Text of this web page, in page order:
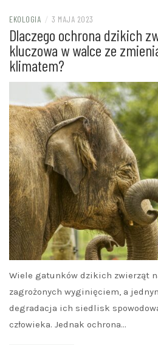
EKOLOGIA / 3 MAJA 2023
Dlaczego ochrona dzikich
kluczowa w walce ze
klimatem?
Wiele gatunków dzikich zwierząt
zagrożonych wyginięciem, a
degradacja ich siedlisk
człowieka. Jednak ochrona…